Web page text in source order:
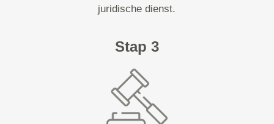
juridische dienst.
Stap 3